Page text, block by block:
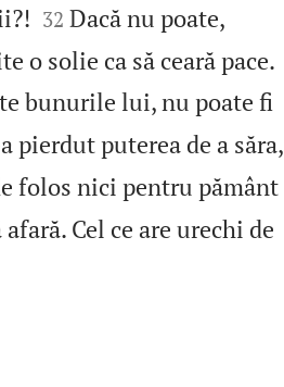

32 Dacă nu poate,
o solie ca să ceară pace.
bunurile lui, nu poate fi
pierdut puterea de a săra,
folos nici pentru pământ
Cel ce are urechi de